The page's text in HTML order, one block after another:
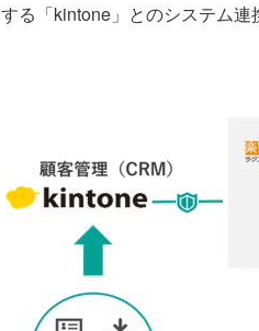
する「kintone」とのシステム連